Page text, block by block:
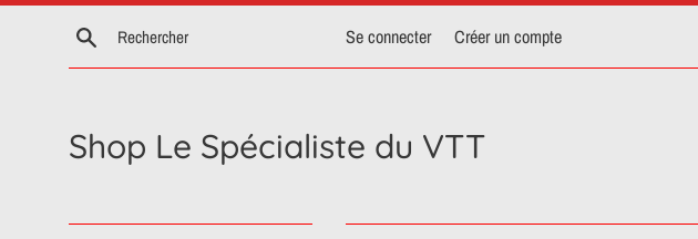
Passer
Recherche Se connecter Créer un compte
Shop Le Spécialiste du VTT